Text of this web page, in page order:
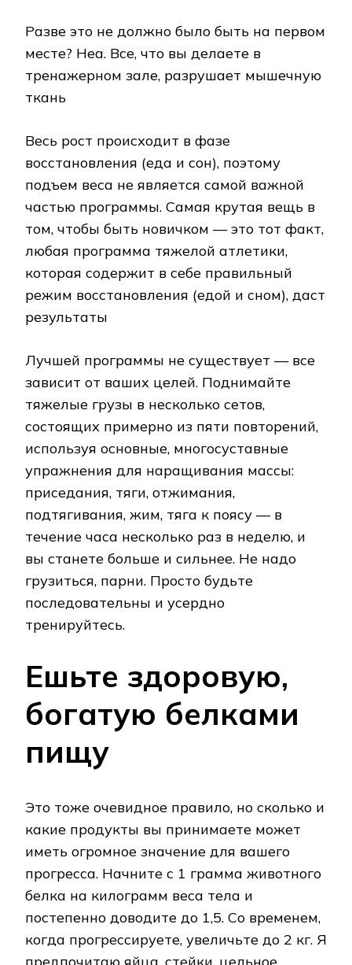
Разве это не должно было быть на первом
месте? Неа. Все, что вы делаете в
тренажерном зале, разрушает мышечную
ткань
Весь рост происходит в фазе
восстановления (еда и сон), поэтому
подъем веса не является самой важной
частью программы. Самая крутая вещь в
том, чтобы быть новичком — это тот факт,
любая программа тяжелой атлетики,
которая содержит в себе правильный
режим восстановления (едой и сном), даст
результаты
Лучшей программы не существует — все
зависит от ваших целей. Поднимайте
тяжелые грузы в несколько сетов,
состоящих примерно из пяти повторений,
используя основные, многосуставные
упражнения для наращивания массы:
приседания, тяги, отжимания,
подтягивания, жим, тяга к поясу — в
течение часа несколько раз в неделю, и
вы станете больше и сильнее. Не надо
грузиться, парни. Просто будьте
последовательны и усердно
тренируйтесь.
Ешьте здоровую,
богатую белками
пищу
Это тоже очевидное правило, но сколько и
какие продукты вы принимаете может
иметь огромное значение для вашего
прогресса. Начните с 1 грамма животного
белка на килограмм веса тела и
постепенно доводите до 1,5. Со временем,
когда прогрессируете, увеличьте до 2 кг. Я
предпочитаю яйца, стейки, цельное